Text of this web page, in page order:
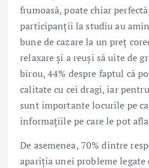
frumoasă, poate chiar
participanții la studiu au
bune de cazare la un preț
relaxare și a reuși să uite de
birou, 44% despre faptul că
calitate cu cei dragi, iar
sunt importante locurile pe
informațiile pe care le pot
De asemenea, 70% dintre
apariția unei probleme legate